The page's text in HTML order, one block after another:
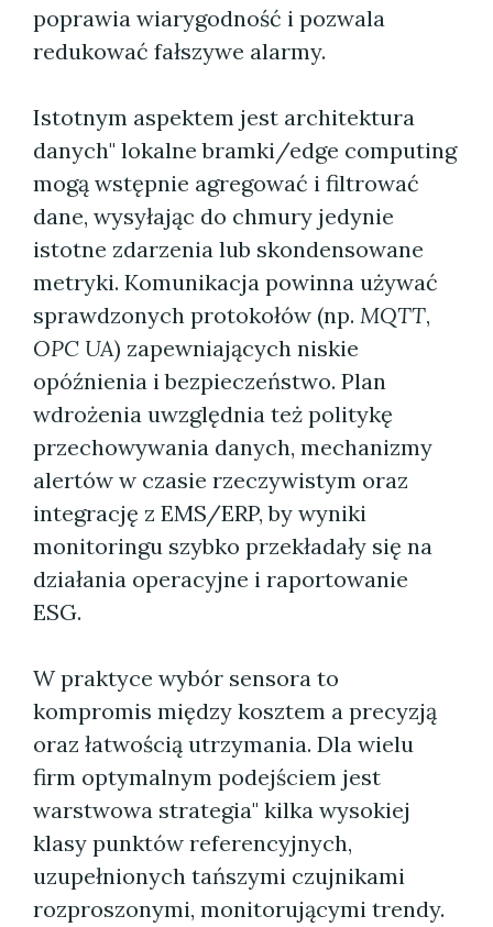
poprawia wiarygodność i pozwala
redukować fałszywe alarmy.
Istotnym aspektem jest architektura
danych" lokalne bramki/edge computing
mogą wstępnie agregować i filtrować
dane, wysyłając do chmury jedynie
istotne zdarzenia lub skondensowane
metryki. Komunikacja powinna używać
sprawdzonych protokołów (np. MQTT,
OPC UA) zapewniających niskie
opóźnienia i bezpieczeństwo. Plan
wdrożenia uwzględnia też politykę
przechowywania danych, mechanizmy
alertów w czasie rzeczywistym oraz
integrację z EMS/ERP, by wyniki
monitoringu szybko przekładały się na
działania operacyjne i raportowanie
ESG.
W praktyce wybór sensora to
kompromis między kosztem a precyzją
oraz łatwością utrzymania. Dla wielu
firm optymalnym podejściem jest
warstwowa strategia" kilka wysokiej
klasy punktów referencyjnych,
uzupełnionych tańszymi czujnikami
rozproszonymi, monitorującymi trendy.